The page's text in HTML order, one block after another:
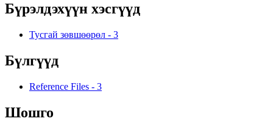
Бүрэлдэхүүн хэсгүүд
Тусгай зөвшөөрөл - 3
Бүлгүүд
Reference Files - 3
Шошго